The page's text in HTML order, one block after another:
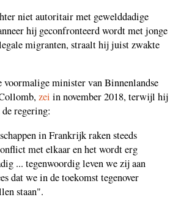
niet autoritair met gewelddadige
hij geconfronteerd wordt met jonge
migranten, straalt hij juist zwakte
voormalige minister van Binnenlandse
zei in november 2018, terwijl hij
regering:
in Frankrijk raken steeds
met elkaar en het wordt erg
... tegenwoordig leven we zij aan
dat we in de toekomst tegenover
staan".